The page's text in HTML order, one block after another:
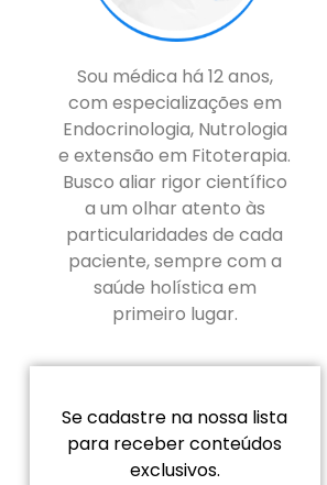
Sou médica há 12 anos,
com especializações em
Endocrinologia, Nutrologia
e extensão em Fitoterapia.
Busco aliar rigor científico
a um olhar atento às
particularidades de cada
paciente, sempre com a
saúde holística em
primeiro lugar.
Se cadastre na nossa lista
para receber conteúdos
exclusivos.